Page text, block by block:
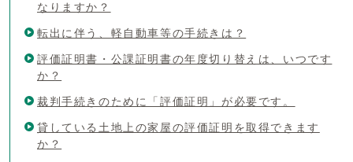
なりますか？
転出に伴う、軽自動車等の手続きは？
評価証明書・公課証明書の年度切り替えは、いつです
か？
裁判手続きのために「評価証明」が必要です。
貸している土地上の家屋の評価証明を取得できます
か？